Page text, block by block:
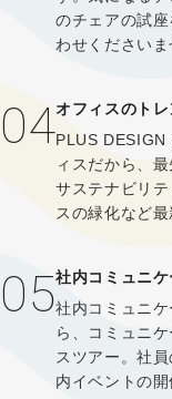
のチェアの試
わせくださいま
04オフィスのト
PLUS DESIGN
ィスだから、
サステナビリ
スの緑化など
05社内コミュニ
社内コミュニ
ら、コミュニ
スツアー。社
内イベントの